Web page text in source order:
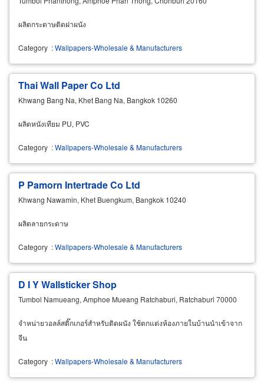
ผลิตกระดาษติดฝาผนัง
Category :Wallpapers-Wholesale & Manufacturers
Thai Wall Paper Co Ltd
Khwang Bang Na, Khet Bang Na, Bangkok 10260
ผลิตหนังเทียม PU, PVC
Category :Wallpapers-Wholesale & Manufacturers
P Pamorn Intertrade Co Ltd
Khwang Nawamin, Khet Buengkum, Bangkok 10240
ผลิตลายกระดาษ
Category :Wallpapers-Wholesale & Manufacturers
D I Y Wallsticker Shop
Tumbol Namueang, Amphoe Mueang Ratchaburi, Ratchaburi 70000
จำหน่ายวอลล์สติ๊กเกอร์สำหรับติดผนัง ใช้ตกแต่งห้องภายในบ้านนำเข้าจาก
จีน
Category :Wallpapers-Wholesale & Manufacturers